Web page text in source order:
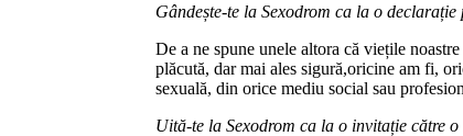
Gândește-te la Sexodrom ca la o
De a ne spune unele altora că viețile
plăcută, dar mai ales sigură,oricine am fi,
sexuală, din orice mediu social sau
Uită-te la Sexodrom ca la o invitație către o